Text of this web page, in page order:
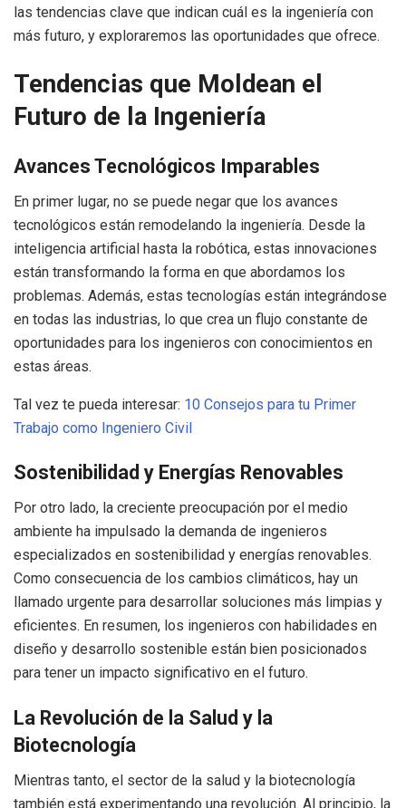
las tendencias clave que indican cuál es la ingeniería con
más futuro, y exploraremos las oportunidades que ofrece.
Tendencias que Moldean el
Futuro de la Ingeniería
Avances Tecnológicos Imparables
En primer lugar, no se puede negar que los avances
tecnológicos están remodelando la ingeniería. Desde la
inteligencia artificial hasta la robótica, estas innovaciones
están transformando la forma en que abordamos los
problemas. Además, estas tecnologías están integrándose
en todas las industrias, lo que crea un flujo constante de
oportunidades para los ingenieros con conocimientos en
estas áreas.
Tal vez te pueda interesar: 10 Consejos para tu Primer
Trabajo como Ingeniero Civil
Sostenibilidad y Energías Renovables
Por otro lado, la creciente preocupación por el medio
ambiente ha impulsado la demanda de ingenieros
especializados en sostenibilidad y energías renovables.
Como consecuencia de los cambios climáticos, hay un
llamado urgente para desarrollar soluciones más limpias y
eficientes. En resumen, los ingenieros con habilidades en
diseño y desarrollo sostenible están bien posicionados
para tener un impacto significativo en el futuro.
La Revolución de la Salud y la
Biotecnología
Mientras tanto, el sector de la salud y la biotecnología
también está experimentando una revolución. Al principio, la